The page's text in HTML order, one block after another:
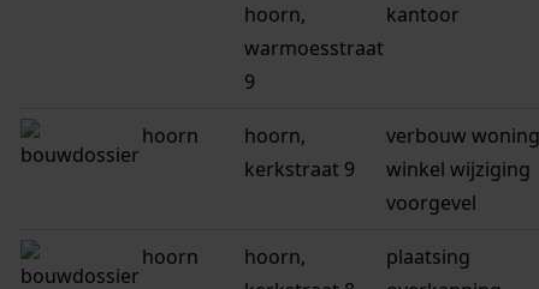
hoorn,
warmoesstraat
9
kantoor
hoorn
hoorn,
kerkstraat 9
verbouw
winkel wijziging
voorgevel
hoorn
hoorn,
plaatsing